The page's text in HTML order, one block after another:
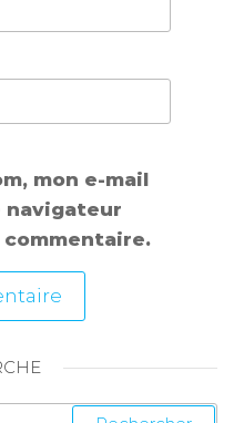
mon e-mail
navigateur